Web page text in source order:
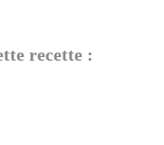
recette :